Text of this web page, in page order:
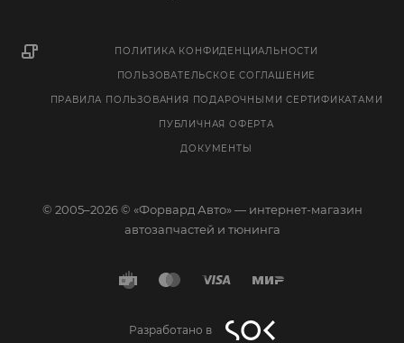
ПОЛИТИКА КОНФИДЕНЦИАЛЬНОСТИ
ПОЛЬЗОВАТЕЛЬСКОЕ СОГЛАШЕНИЕ
ПРАВИЛА ПОЛЬЗОВАНИЯ ПОДАРОЧНЫМИ СЕРТИФИКАТАМИ
ПУБЛИЧНАЯ ОФЕРТА
ДОКУМЕНТЫ
© 2005–2026 © «Форвард Авто» — интернет-магазин
автозапчастей и тюнинга
Разработано в